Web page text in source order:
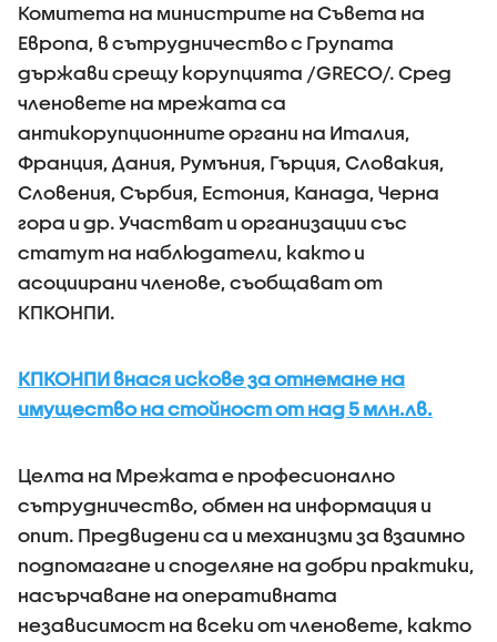
Комитета на министрите на Съвета на
Европа, в сътрудничество с Групата
държави срещу корупцията /GRECO/. Сред
членовете на мрежата са
антикорупционните органи на Италия,
Франция, Дания, Румъния, Гърция, Словакия,
Словения, Сърбия, Естония, Канада, Черна
гора и др. Участват и организации със
статут на наблюдатели, както и
асоциирани членове, съобщават от
КПКОНПИ.
КПКОНПИ внася искове за отнемане на
имущество на стойност от над 5 млн.лв.
Целта на Мрежата е професионално
сътрудничество, обмен на информация и
опит. Предвидени са и механизми за взаимно
подпомагане и споделяне на добри практики,
насърчаване на оперативната
независимост на всеки от членовете, както